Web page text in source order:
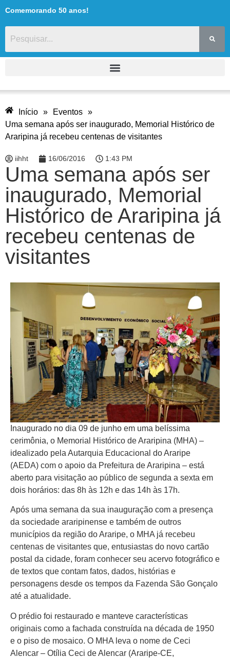
Comemorando 50 anos!
Início » Eventos »
Uma semana após ser inaugurado, Memorial Histórico de
Araripina já recebeu centenas de visitantes
iihht 16/06/2016 1:43 PM
Uma semana após ser
inaugurado, Memorial
Histórico de Araripina já
recebeu centenas de
visitantes
Inaugurado no dia 09 de junho em uma belíssima
cerimônia, o Memorial Histórico de Araripina (MHA) –
idealizado pela Autarquia Educacional do Araripe
(AEDA) com o apoio da Prefeitura de Araripina – está
aberto para visitação ao público de segunda a sexta em
dois horários: das 8h às 12h e das 14h às 17h.
Após uma semana da sua inauguração com a presença
da sociedade araripinense e também de outros
municípios da região do Araripe, o MHA já recebeu
centenas de visitantes que, entusiastas do novo cartão
postal da cidade, foram conhecer seu acervo fotográfico e
de textos que contam fatos, dados, histórias e
personagens desde os tempos da Fazenda São Gonçalo
até a atualidade.
O prédio foi restaurado e manteve características
originais como a fachada construída na década de 1950
e o piso de mosaico. O MHA leva o nome de Ceci
Alencar – Otília Ceci de Alencar (Araripe-CE,